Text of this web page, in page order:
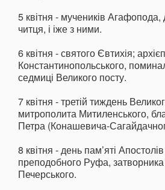
5 квітня - мучеників
читця, і іже з ними.
6 квітня - святого Євтихія;
Константинопольського,
седмиці Великого посту.
7 квітня - третій тиждень
митрополита Митиленського,
Петра (Конашевича-
8 квітня - день пам’яті
преподобного Руфа,
Печерського.